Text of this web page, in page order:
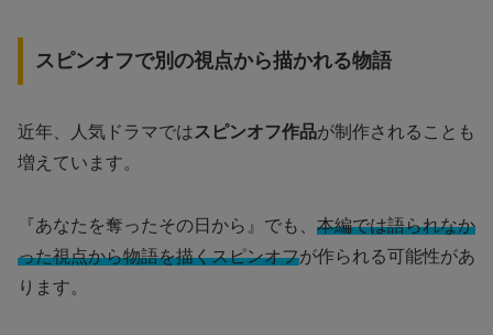
スピンオフで別の視点から描かれる物語
近年、人気ドラマではスピンオフ作品が制作されることも
増えています。
『あなたを奪ったその日から』でも、 本編では語られなか
った視点から物語を描くスピンオフが作られる可能性があ
ります。